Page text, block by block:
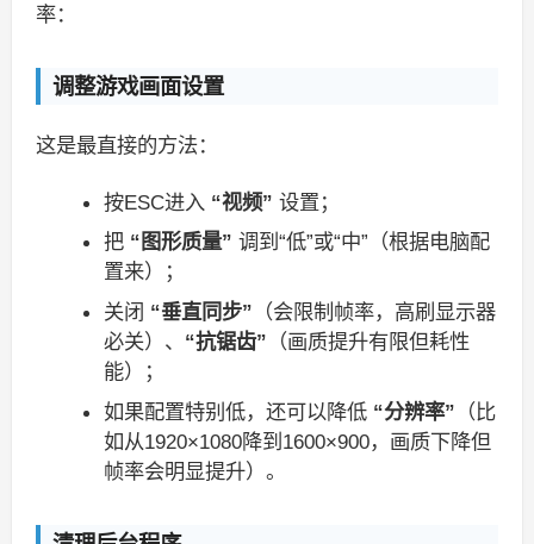
率：
调整游戏画面设置
这是最直接的方法：
按ESC进入 “视频” 设置；
把 “图形质量” 调到“低”或“中”（根据电脑配
置来）；
关闭 “垂直同步” （会限制帧率，高刷显示器
必关）、 “抗锯齿” （画质提升有限但耗性
能）；
如果配置特别低，还可以降低 “分辨率” （比
如从1920×1080降到1600×900，画质下降但
帧率会明显提升）。